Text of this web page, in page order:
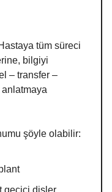
tüm süreci
bilgiyi
– transfer –
şöyle olabilir:
geçici dişler